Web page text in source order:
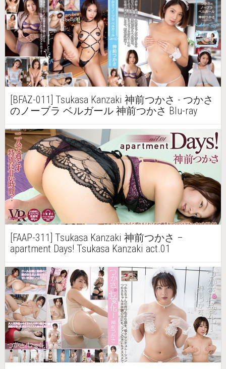
[BFAZ-011] Tsukasa Kanzaki 神前つかさ - つかさ
のノーブラ ベルガール 神前つかさ Blu-ray
[FAAP-311] Tsukasa Kanzaki 神前つかさ –
apartment Days! Tsukasa Kanzaki act.01